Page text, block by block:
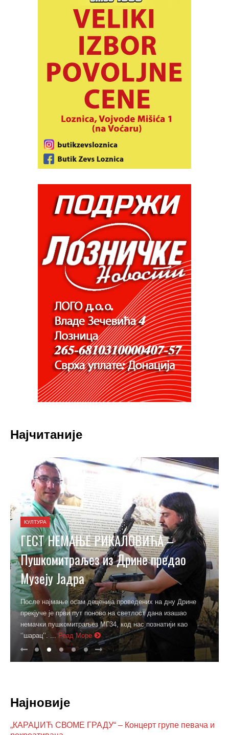
Најчитаније
КУЛТУРА
ГЕСТ НЕМАЊЕ РИКАЛОВИЋА –
Пушкомитраљез из Дрине предао
Музеју Јадра
После најмање осам деценија проведених на дну Дрине
прекјуче је први пут поново на светлост дана изашао
немачки пушкомитраљез МГ34, код нас познатији као
‘’шарац’’. ... Реад Море
Најновије
„КАРАЏИЋ СВОМЕ ГРАДУ“ – Концерт групе певача и